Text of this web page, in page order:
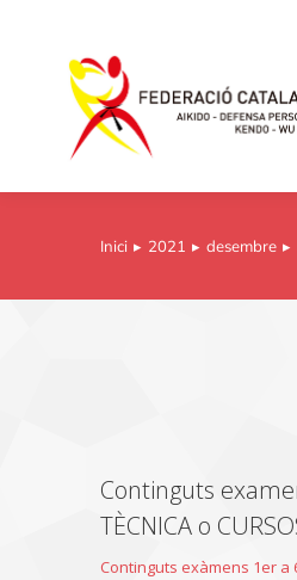
You are here:
Inici 2021 desembre
Continguts
TÈCNICA o
Continguts exàmens 1er a